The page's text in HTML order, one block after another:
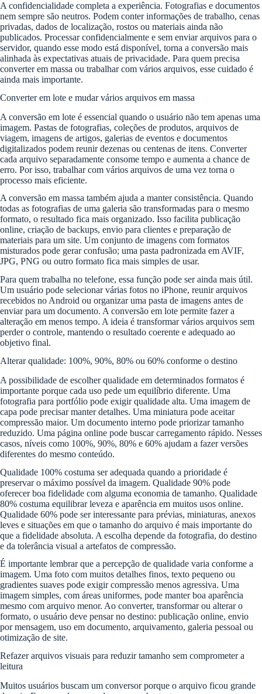
A confidencialidade completa a experiência. Fotografias e documentos
nem sempre são neutros. Podem conter informações de trabalho, cenas
privadas, dados de localização, rostos ou materiais ainda não
publicados. Processar confidencialmente e sem enviar arquivos para o
servidor, quando esse modo está disponível, torna a conversão mais
alinhada às expectativas atuais de privacidade. Para quem precisa
converter em massa ou trabalhar com vários arquivos, esse cuidado é
ainda mais importante.
Converter em lote e mudar vários arquivos em massa
A conversão em lote é essencial quando o usuário não tem apenas uma
imagem. Pastas de fotografias, coleções de produtos, arquivos de
viagem, imagens de artigos, galerias de eventos e documentos
digitalizados podem reunir dezenas ou centenas de itens. Converter
cada arquivo separadamente consome tempo e aumenta a chance de
erro. Por isso, trabalhar com vários arquivos de uma vez torna o
processo mais eficiente.
A conversão em massa também ajuda a manter consistência. Quando
todas as fotografias de uma galeria são transformadas para o mesmo
formato, o resultado fica mais organizado. Isso facilita publicação
online, criação de backups, envio para clientes e preparação de
materiais para um site. Um conjunto de imagens com formatos
misturados pode gerar confusão; uma pasta padronizada em AVIF,
JPG, PNG ou outro formato fica mais simples de usar.
Para quem trabalha no telefone, essa função pode ser ainda mais útil.
Um usuário pode selecionar várias fotos no iPhone, reunir arquivos
recebidos no Android ou organizar uma pasta de imagens antes de
enviar para um documento. A conversão em lote permite fazer a
alteração em menos tempo. A ideia é transformar vários arquivos sem
perder o controle, mantendo o resultado coerente e adequado ao
objetivo final.
Alterar qualidade: 100%, 90%, 80% ou 60% conforme o destino
A possibilidade de escolher qualidade em determinados formatos é
importante porque cada uso pede um equilíbrio diferente. Uma
fotografia para portfólio pode exigir qualidade alta. Uma imagem de
capa pode precisar manter detalhes. Uma miniatura pode aceitar
compressão maior. Um documento interno pode priorizar tamanho
reduzido. Uma página online pode buscar carregamento rápido. Nesses
casos, níveis como 100%, 90%, 80% e 60% ajudam a fazer versões
diferentes do mesmo conteúdo.
Qualidade 100% costuma ser adequada quando a prioridade é
preservar o máximo possível da imagem. Qualidade 90% pode
oferecer boa fidelidade com alguma economia de tamanho. Qualidade
80% costuma equilibrar leveza e aparência em muitos usos online.
Qualidade 60% pode ser interessante para prévias, miniaturas, anexos
leves e situações em que o tamanho do arquivo é mais importante do
que a fidelidade absoluta. A escolha depende da fotografia, do destino
e da tolerância visual a artefatos de compressão.
É importante lembrar que a percepção de qualidade varia conforme a
imagem. Uma foto com muitos detalhes finos, texto pequeno ou
gradientes suaves pode exigir compressão menos agressiva. Uma
imagem simples, com áreas uniformes, pode manter boa aparência
mesmo com arquivo menor. Ao converter, transformar ou alterar o
formato, o usuário deve pensar no destino: publicação online, envio
por mensagem, uso em documento, arquivamento, galeria pessoal ou
otimização de site.
Refazer arquivos visuais para reduzir tamanho sem comprometer a
leitura
Muitos usuários buscam um conversor porque o arquivo ficou grande